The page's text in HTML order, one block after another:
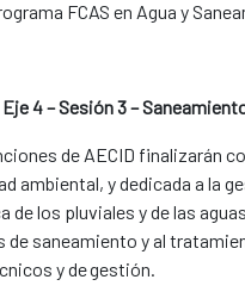
FCAS en Agua y
Eje 4 – Sesión 3 –
de AECID finalizarán
ambiental, y dedicada a la
de los pluviales y de las
de saneamiento y al
y de gestión.